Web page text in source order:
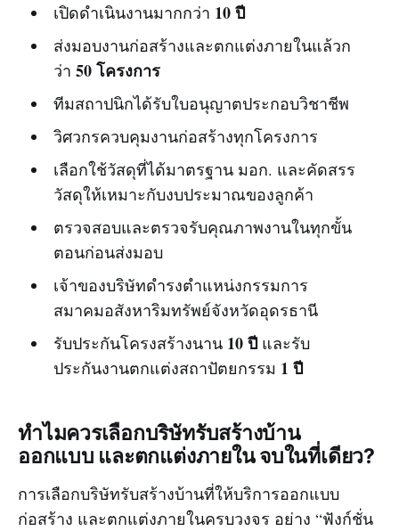
เปิดดำเนินงานมากกว่า 10 ปี
ส่งมอบงานก่อสร้างและตกแต่งภายในแล้วก
ว่า 50 โครงการ
ทีมสถาปนิกได้รับใบอนุญาตประกอบวิชาชีพ
วิศวกรควบคุมงานก่อสร้างทุกโครงการ
เลือกใช้วัสดุที่ได้มาตรฐาน มอก. และคัดสรร
วัสดุให้เหมาะกับงบประมาณของลูกค้า
ตรวจสอบและตรวจรับคุณภาพงานในทุกขั้น
ตอนก่อนส่งมอบ
เจ้าของบริษัทดำรงตำแหน่งกรรมการ
สมาคมอสังหาริมทรัพย์จังหวัดอุดรธานี
รับประกันโครงสร้างนาน 10 ปีและรับ
ประกันงานตกแต่งสถาปัตยกรรม 1 ปี
ทำไมควรเลือกบริษัทรับสร้างบ้าน
ออกแบบ และตกแต่งภายใน จบในที่เดียว?
การเลือกบริษัทรับสร้างบ้านที่ให้บริการออกแบบ
ก่อสร้าง และตกแต่งภายในครบวงจร อย่าง “ฟังก์ชั่น